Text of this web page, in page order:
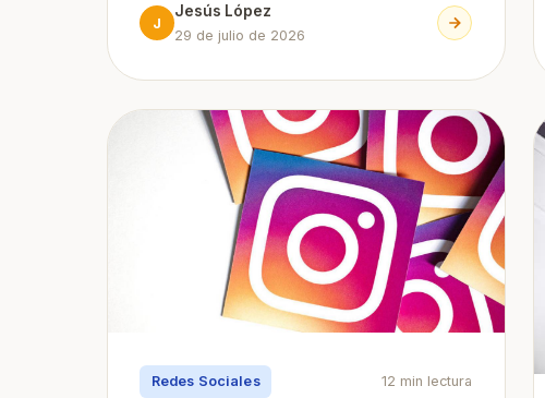
esenciales y su relación con el SEO y la
búsqueda con IA.
J
Jesús López
29 de julio de 2026
Redes Sociales 12 min lectura